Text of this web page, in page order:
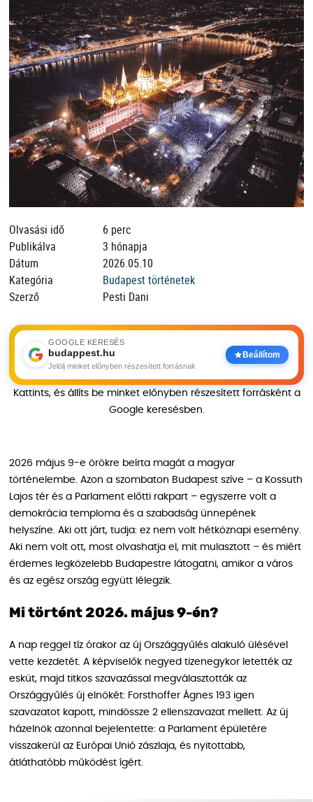
Olvasási idő
6 perc
Publikálva
3 hónapja
Dátum
2026.05.10
Kategória
Budapest történetek
Szerző
Pesti Dani
GOOGLE KERESÉS
budappest.hu
Jelölj minket előnyben részesített forrásnak
Beállítom
Kattints, és állíts be minket előnyben részesített forrásként a
Google keresésben.
2026 május 9-e örökre beírta magát a magyar
történelembe. Azon a szombaton Budapest szíve – a Kossuth
Lajos tér és a Parlament előtti rakpart – egyszerre volt a
demokrácia temploma és a szabadság ünnepének
helyszíne. Aki ott járt, tudja: ez nem volt hétköznapi esemény.
Aki nem volt ott, most olvashatja el, mit mulasztott – és miért
érdemes legközelebb Budapestre látogatni, amikor a város
és az egész ország együtt lélegzik.
Mi történt 2026. május 9-én?
A nap reggel tíz órakor az új Országgyűlés alakuló ülésével
vette kezdetét. A képviselők negyed tizenegykor letették az
esküt, majd titkos szavazással megválasztották az
Országgyűlés új elnökét: Forsthoffer Ágnes 193 igen
szavazatot kapott, mindössze 2 ellenszavazat mellett. Az új
házelnök azonnal bejelentette: a Parlament épületére
visszakerül az Európai Unió zászlaja, és nyitottabb,
átláthatóbb működést ígért.